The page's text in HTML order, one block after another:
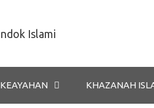
KEAYAHAN KHAZANAH